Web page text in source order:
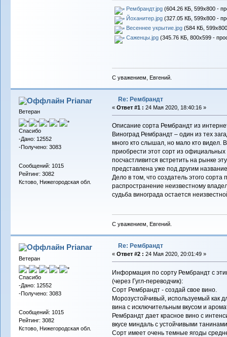
Рембрандт.jpg(604.26 КБ, 599x800 -
Йоханитер.jpg(327.05 КБ, 599x800 -
Весеннее укрытие.jpg(584 КБ,
Саженцы.jpg(345.76 КБ, 800x599 -
С уважением, Евгений.
Prianar
Ветеран
Спасибо
-Дано: 12552
-Получено: 3083
Сообщений: 1015
Рейтинг: 3082
Кстово, Нижегородская обл.
Re: Рембрандт
« Ответ #1 : 24 Мая 2020, 18:40:16 »
Описание сорта Рембрандт из
Виноград Рембрандт – один из тех
много кто слышал, но мало кто видел.
приобрести этот сорт из
посчастливится встретить на рынке
представлена уже под другим
Дело в том, что создатель этого
распространение неизвестному
судьба винограда остается
С уважением, Евгений.
Prianar
Ветеран
Спасибо
-Дано: 12552
-Получено: 3083
Сообщений: 1015
Рейтинг: 3082
Кстово, Нижегородская обл.
Re: Рембрандт
« Ответ #2 : 24 Мая 2020, 20:01:49 »
Информация по сорту Рембрандт с
(через Гугл-переводчик):
Сорт Рембрандт - создай свое вино.
Морозустойчивый, используемый как
вина c исключительным вкусом и
Рембрандт дает красное вино с
вкусе миндаль c устойчивыми
Сорт имеет очень темные ягоды